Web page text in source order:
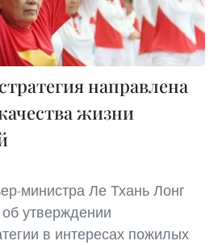
направлена
жизни
министра Ле Тхань Лонг
утверждении
в интересах пожилых